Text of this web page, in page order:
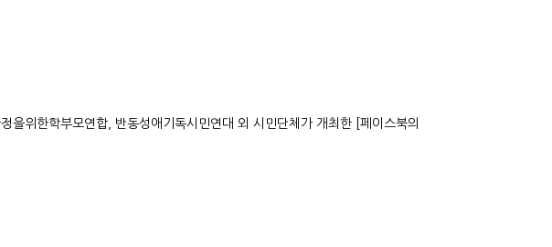
위한학부모연합, 반동성애기독시민연대 외 시민단체가 개최한 [페이스북의